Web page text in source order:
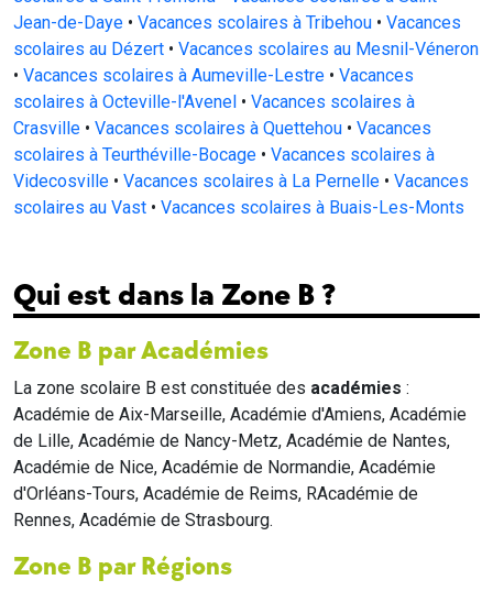
Jean-de-Daye • Vacances scolaires à Tribehou • Vacances
scolaires au Dézert • Vacances scolaires au Mesnil-Véneron
• Vacances scolaires à Aumeville-Lestre • Vacances
scolaires à Octeville-l'Avenel • Vacances scolaires à
Crasville • Vacances scolaires à Quettehou • Vacances
scolaires à Teurthéville-Bocage • Vacances scolaires à
Videcosville • Vacances scolaires à La Pernelle • Vacances
scolaires au Vast • Vacances scolaires à Buais-Les-Monts
Qui est dans la Zone B ?
Zone B par Académies
La zone scolaire B est constituée des académies :
Académie de Aix-Marseille, Académie d'Amiens, Académie
de Lille, Académie de Nancy-Metz, Académie de Nantes,
Académie de Nice, Académie de Normandie, Académie
d'Orléans-Tours, Académie de Reims, RAcadémie de
Rennes, Académie de Strasbourg.
Zone B par Régions